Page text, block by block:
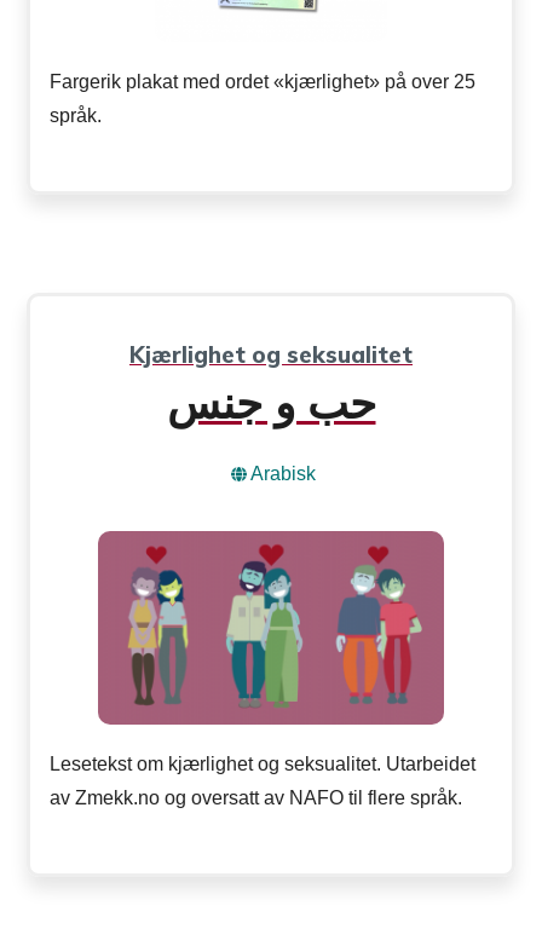
Fargerik plakat med ordet «kjærlighet» på over 25
språk.
Kjærlighet og seksualitet
حب و جنس
Arabisk
Lesetekst om kjærlighet og seksualitet. Utarbeidet
av Zmekk.no og oversatt av NAFO til flere språk.